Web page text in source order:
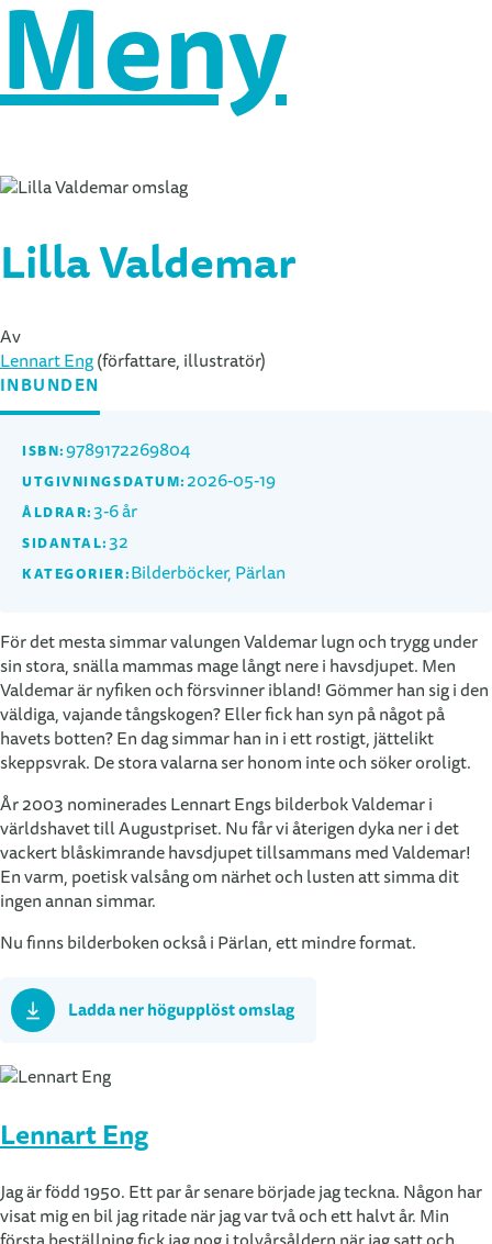
Meny
Lilla Valdemar
Av
Lennart Eng(författare, illustratör)
INBUNDEN
ISBN:9789172269804
UTGIVNINGSDATUM: 2026-05-19
ÅLDRAR:3-6 år
SIDANTAL:32
KATEGORIER:Bilderböcker, Pärlan
För det mesta simmar valungen Valdemar lugn och trygg under
sin stora, snälla mammas mage långt nere i havsdjupet. Men
Valdemar är nyfiken och försvinner ibland! Gömmer han sig i den
väldiga, vajande tångskogen? Eller fick han syn på något på
havets botten? En dag simmar han in i ett rostigt, jättelikt
skeppsvrak. De stora valarna ser honom inte och söker oroligt.
År 2003 nominerades Lennart Engs bilderbok Valdemar i
världshavet till Augustpriset. Nu får vi återigen dyka ner i det
vackert blåskimrande havsdjupet tillsammans med Valdemar!
En varm, poetisk valsång om närhet och lusten att simma dit
ingen annan simmar.
Nu finns bilderboken också i Pärlan, ett mindre format.
Ladda ner högupplöst omslag
Lennart Eng
Jag är född 1950. Ett par år senare började jag teckna. Någon har
visat mig en bil jag ritade när jag var två och ett halvt år. Min